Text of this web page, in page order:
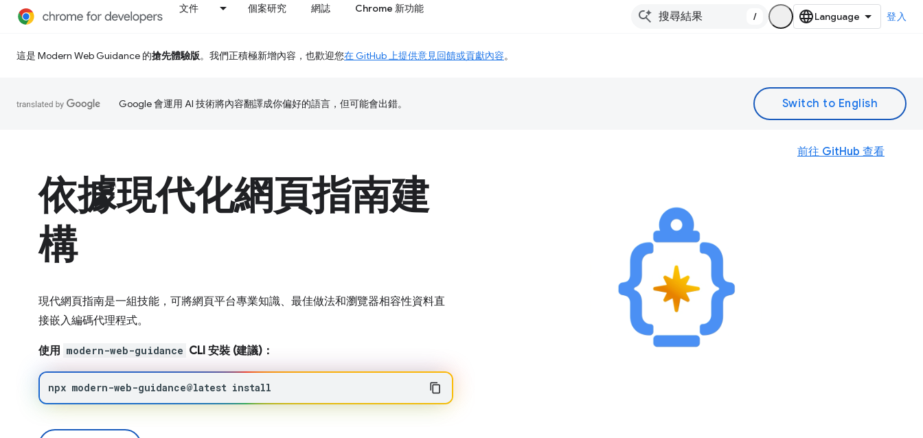
文件 個案研究 網誌 Chrome 新功能
/ 登入
這是 Modern Web Guidance 的搶先體驗版。我們正積極新增內容，也歡迎您在 GitHub 上提供意見回饋或貢獻內容。
Google 會運用 AI 技術將內容翻譯成你偏好的語言，但可能會出錯。
依據現代化網頁指南建
構
現代網頁指南是一組技能，可將網頁平台專業知識、最佳做法和瀏覽器相容性資料直
接嵌入編碼代理程式。
使用 modern-web-guidance CLI 安裝 (建議)：
npx modern-web-guidance@latest install
前往 GitHub 查看